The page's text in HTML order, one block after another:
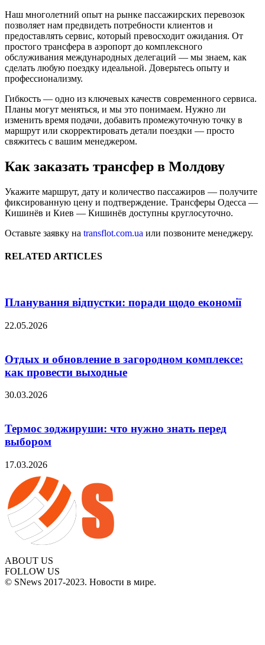
Наш многолетний опыт на рынке пассажирских перевозок
позволяет нам предвидеть потребности клиентов и
предоставлять сервис, который превосходит ожидания. От
простого трансфера в аэропорт до комплексного
обслуживания международных делегаций — мы знаем, как
сделать любую поездку идеальной. Доверьтесь опыту и
профессионализму.
Гибкость — одно из ключевых качеств современного сервиса.
Планы могут меняться, и мы это понимаем. Нужно ли
изменить время подачи, добавить промежуточную точку в
маршрут или скорректировать детали поездки — просто
свяжитесь с вашим менеджером.
Как заказать трансфер в Молдову
Укажите маршрут, дату и количество пассажиров — получите
фиксированную цену и подтверждение. Трансферы Одесса —
Кишинёв и Киев — Кишинёв доступны круглосуточно.
Оставьте заявку на transflot.com.ua или позвоните менеджеру.
RELATED ARTICLES
Планування відпустки: поради щодо економії
22.05.2026
Отдых и обновление в загородном комплексе:
как провести выходные
30.03.2026
Термос зоджируши: что нужно знать перед
выбором
17.03.2026
ABOUT US
FOLLOW US
© SNews 2017-2023. Новости в мире.